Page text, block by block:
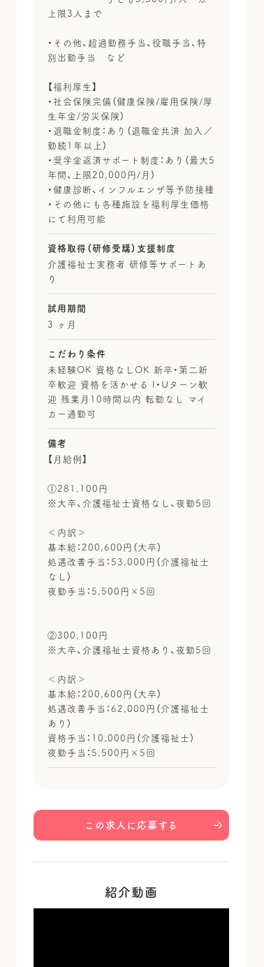
上限3人まで
・その他、超過勤務手当、役職手当、特
別出勤手当 など
【福利厚生】
・社会保険完備（健康保険/雇用保険/厚
生年金/労災保険）
・退職金制度：あり（退職金共済 加入／
勤続1年以上）
・奨学金返済サポート制度：あり（最大5
年間、上限20,000円/月）
・健康診断、インフルエンザ等予防接種
・その他にも各種施設を福利厚生価格
にて利用可能
資格取得（研修受講）支援制度
介護福祉士実務者 研修等サポートあ
り
試用期間
3 ヶ月
こだわり条件
未経験OK 資格なしOK 新卒・第二新
卒歓迎 資格を活かせる I・Uターン歓
迎 残業月10時間以内 転勤なし マイ
カー通勤可
備考
【月給例】
①281,100円
※大卒、介護福祉士資格なし、夜勤5回
＜内訳＞
基本給：200,600円（大卒）
処遇改善手当：53,000円（介護福祉士
なし）
夜勤手当：5,500円×5回
②300,100円
※大卒、介護福祉士資格あり、夜勤5回
＜内訳＞
基本給：200,600円（大卒）
処遇改善手当：62,000円（介護福祉士
あり）
資格手当：10,000円（介護福祉士）
夜勤手当：5,500円×5回
この求人に応募する
紹介動画